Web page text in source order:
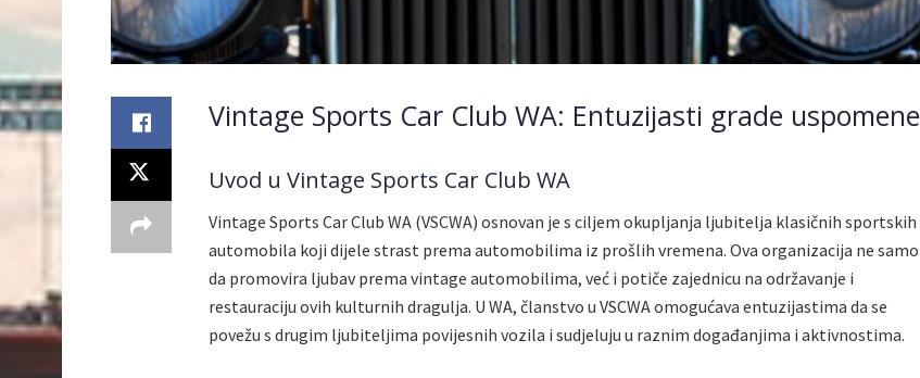
Vintage Sports Car Club WA: Entuzijasti grade uspomene
Uvod u Vintage Sports Car Club WA
Vintage Sports Car Club WA (VSCWA) osnovan je s ciljem okupljanja ljubitelja klasičnih sportskih
automobila koji dijele strast prema automobilima iz prošlih vremena. Ova organizacija ne samo
da promovira ljubav prema vintage automobilima, već i potiče zajednicu na održavanje i
restauraciju ovih kulturnih dragulja. U WA, članstvo u VSCWA omogućava entuzijastima da se
povežu s drugim ljubiteljima povijesnih vozila i sudjeluju u raznim događanjima i aktivnostima.